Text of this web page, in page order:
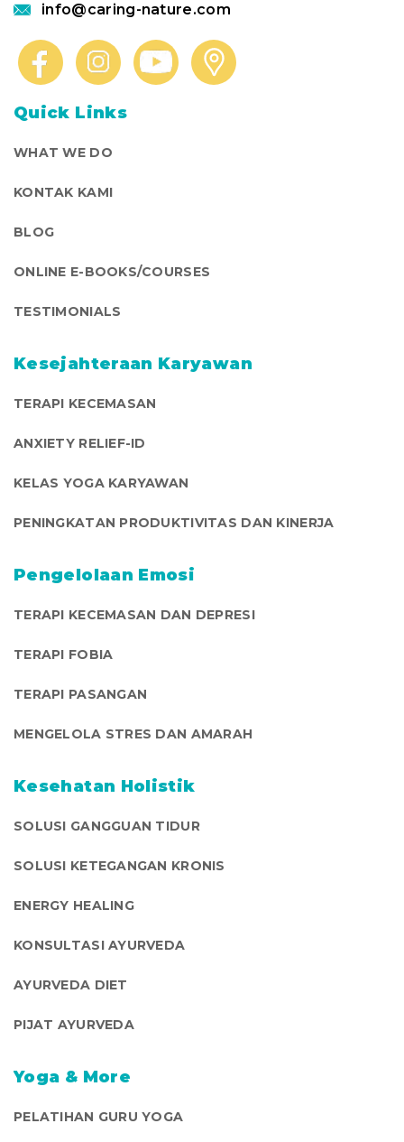
info@caring-nature.com
Quick Links
WHAT WE DO
KONTAK KAMI
BLOG
ONLINE E-BOOKS/COURSES
TESTIMONIALS
Kesejahteraan Karyawan
TERAPI KECEMASAN
ANXIETY RELIEF-ID
KELAS YOGA KARYAWAN
PENINGKATAN PRODUKTIVITAS DAN KINERJA
Pengelolaan Emosi
TERAPI KECEMASAN DAN DEPRESI
TERAPI FOBIA
TERAPI PASANGAN
MENGELOLA STRES DAN AMARAH
Kesehatan Holistik
SOLUSI GANGGUAN TIDUR
SOLUSI KETEGANGAN KRONIS
ENERGY HEALING
KONSULTASI AYURVEDA
AYURVEDA DIET
PIJAT AYURVEDA
Yoga & More
PELATIHAN GURU YOGA